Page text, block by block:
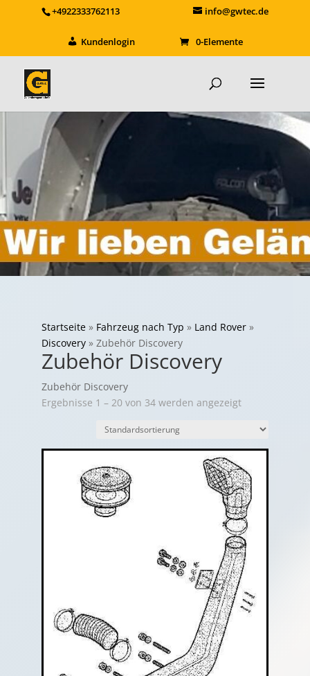
+4922333762113 info@gwtec.de
Kundenlogin 0-Elemente
Startseite» Fahrzeug nach Typ » Land Rover»
Discovery» Zubehör Discovery
Zubehör Discovery
Zubehör Discovery
Ergebnisse 1 – 20 von 34 werden angezeigt